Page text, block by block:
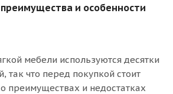
и особенности
мебели используются десятки
так что перед покупкой стоит
преимуществах и недостатках